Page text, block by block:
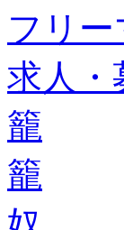
フリ
求人・
籠
籠